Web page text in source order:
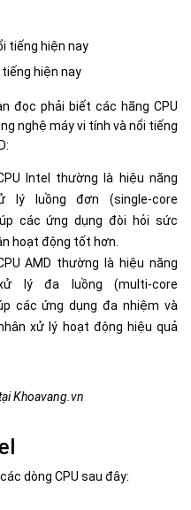
tiếng hiện nay
đọc phải biết các hãng CPU
nghệ máy vi tính và nổi tiếng
Intel thường là hiệu năng
lý luồng đơn (single-core
các ứng dụng đòi hỏi sức
hoạt động tốt hơn.
AMD thường là hiệu năng
lý đa luồng (multi-core
các ứng dụng đa nhiệm và
xử lý hoạt động hiệu quả
Khoavang.vn
dòng CPU sau đây: